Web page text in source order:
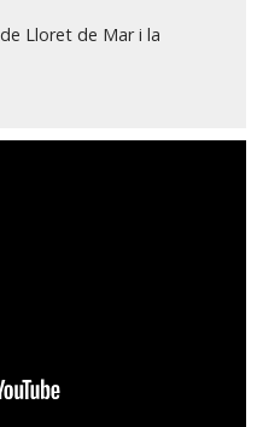
Lloret de Mar i la